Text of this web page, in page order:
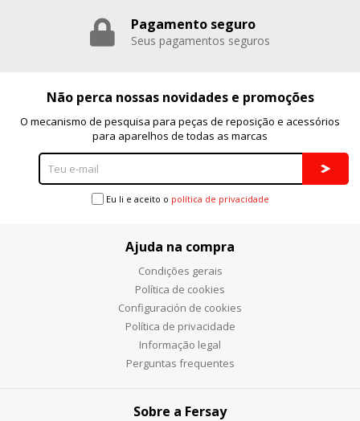
Pagamento seguro
Seus pagamentos seguros
Não perca nossas novidades e promoções
O mecanismo de pesquisa para peças de reposição e acessórios
para aparelhos de todas as marcas
Eu li e aceito o política de privacidade
Ajuda na compra
Condições gerais
Política de cookies
Configuración de cookies
Política de privacidade
Informação legal
Perguntas frequentes
Sobre a Fersay